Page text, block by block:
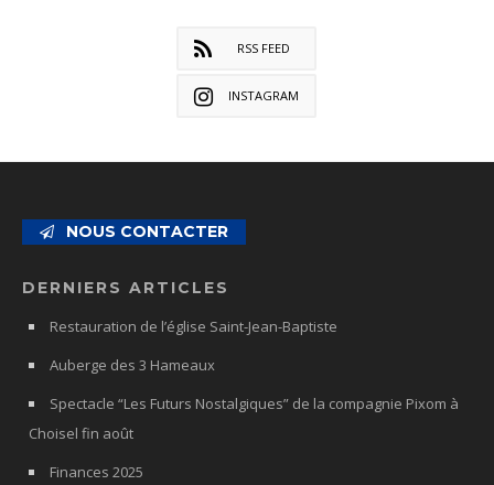
RSS FEED
INSTAGRAM
NOUS CONTACTER
DERNIERS ARTICLES
Restauration de l’église Saint-Jean-Baptiste
Auberge des 3 Hameaux
Spectacle “Les Futurs Nostalgiques” de la compagnie Pixom à
Choisel fin août
Finances 2025